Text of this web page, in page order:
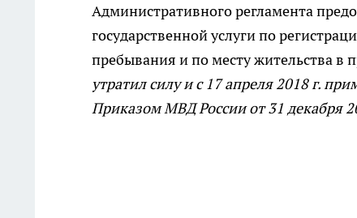
Административного регламента
государственной услуги по
пребывания и по месту жительства в
утратил силу и с 17 апреля 2018 г.
Приказом МВД России от 31 декабря